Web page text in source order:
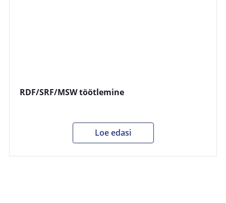
RDF/SRF/MSW töötlemine
Loe edasi